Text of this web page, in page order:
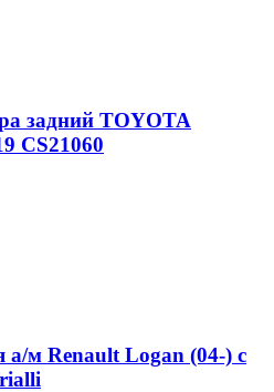
задний TOYOTA
CS21060
а/м Renault Logan (04-) с